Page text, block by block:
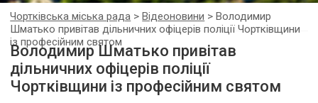
Чортківська міська рада >Відеоновини >Володимир
Шматько привітав дільничних офіцерів поліції Чортківщини
із професійним святом
Володимир Шматько привітав
дільничних офіцерів поліції
Чортківщини із професійним святом